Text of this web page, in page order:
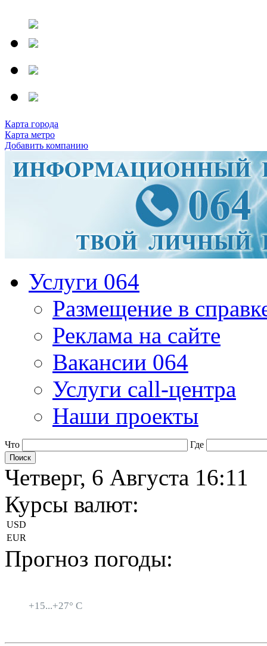
Карта города
Карта метро
Добавить компанию
Услуги 064
Размещение в
Реклама на сайте
Вакансии 064
Услуги call-центра
Наши проекты
Что Где
Четверг, 6 Августа 16:11
Курсы валют:
USD
EUR
Прогноз погоды:
+15...+27° C